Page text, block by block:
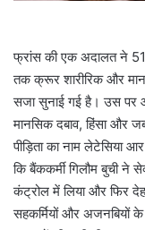
फ्रांस की एक अदालत ने
तक क्रूर शारीरिक और
सजा सुनाई गई है। उस पर
मानसिक दबाव, हिंसा और
पीड़िता का नाम लेटेसिया
कि बैंककर्मी गिलौम बुची ने
कंट्रोल में लिया और फिर
सहकर्मियों और अजनबियों